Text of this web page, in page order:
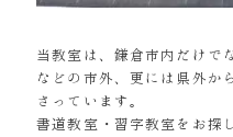
当教室は、鎌倉市内だけで
などの市外、更には県外か
さっています。
書道教室・習字教室をお探